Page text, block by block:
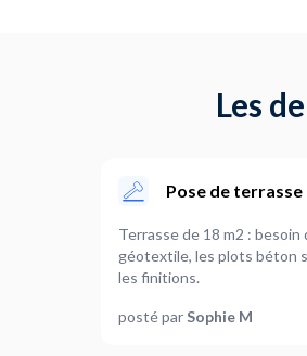
Les
Pose de
Terrasse de 18 m2 : besoin de
géotextile, les plots béton
les finitions.
posté par Sophie M